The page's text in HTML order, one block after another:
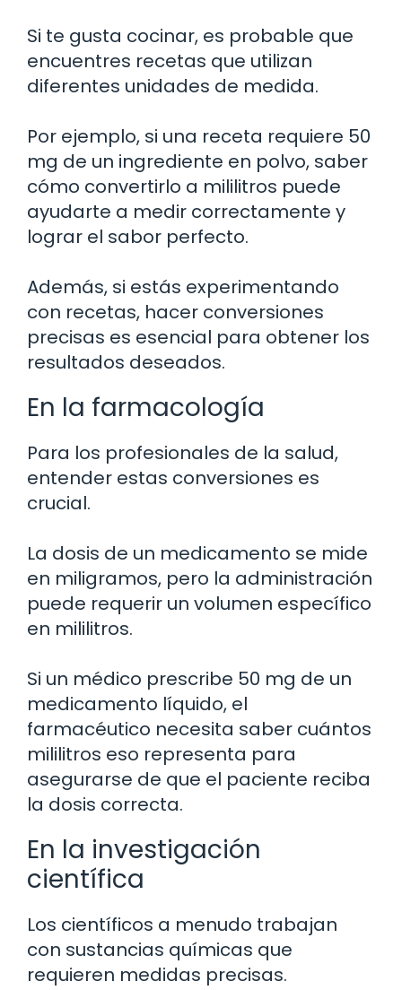
Si te gusta cocinar, es probable que
encuentres recetas que utilizan
diferentes unidades de medida.
Por ejemplo, si una receta requiere 50
mg de un ingrediente en polvo, saber
cómo convertirlo a mililitros puede
ayudarte a medir correctamente y
lograr el sabor perfecto.
Además, si estás experimentando
con recetas, hacer conversiones
precisas es esencial para obtener los
resultados deseados.
En la farmacología
Para los profesionales de la salud,
entender estas conversiones es
crucial.
La dosis de un medicamento se mide
en miligramos, pero la administración
puede requerir un volumen específico
en mililitros.
Si un médico prescribe 50 mg de un
medicamento líquido, el
farmacéutico necesita saber cuántos
mililitros eso representa para
asegurarse de que el paciente reciba
la dosis correcta.
En la investigación
científica
Los científicos a menudo trabajan
con sustancias químicas que
requieren medidas precisas.